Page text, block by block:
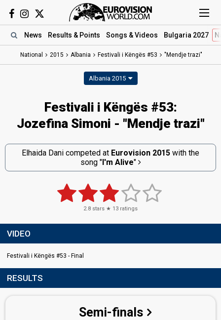
News Results & Points Songs & Videos Bulgaria 2027
National 2015 Albania Festivali i Këngës #53 "Mendje trazi"
Albania 2015
Festivali i Këngës #53:
Jozefina Simoni - "Mendje trazi"
Elhaida Dani competed at Eurovision 2015 with the
song "I'm Alive"
2.8 stars ★ 13 ratings
VIDEO
Festivali i Këngës #53 - Final
RESULTS
Semi-finals